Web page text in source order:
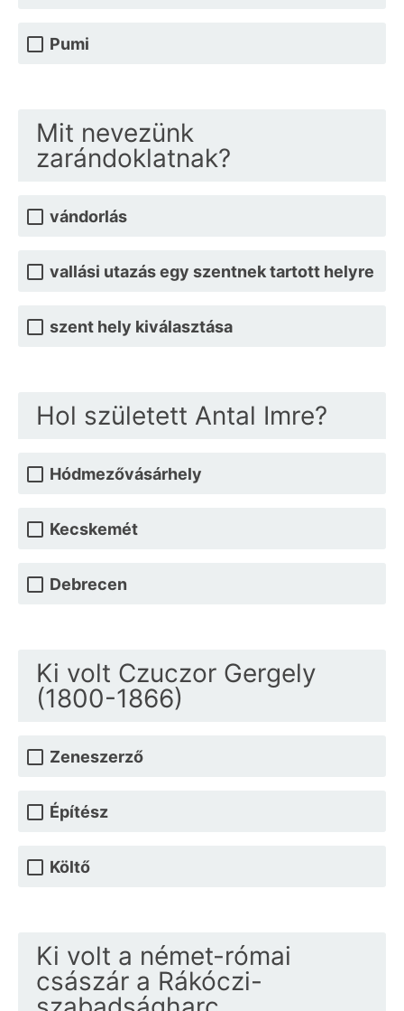
Pumi
Mit nevezünk
zarándoklatnak?
vándorlás
vallási utazás egy szentnek tartott helyre
szent hely kiválasztása
Hol született Antal Imre?
Hódmezővásárhely
Kecskemét
Debrecen
Ki volt Czuczor Gergely
(1800-1866)
Zeneszerző
Építész
Költő
Ki volt a német-római
császár a Rákóczi-